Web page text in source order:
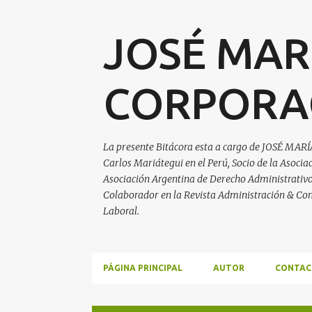
JOSÉ
La presente Bitácora esta a cargo de JOSÉ
Carlos Mariátegui en el Perú, Socio de la
Asociación Argentina de Derecho
Colaborador en la Revista Administración &
Laboral.
PÁGINA PRINCIPAL AUTOR